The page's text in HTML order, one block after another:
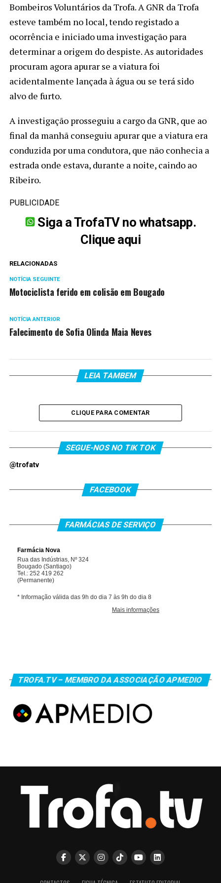
Bombeiros Voluntários da Trofa. A GNR da Trofa
esteve também no local, tendo registado a
ocorrência e iniciado uma investigação para
determinar a origem do despiste. As autoridades
procuram agora apurar se a viatura foi
acidentalmente lançada à água ou se terá sido
alvo de furto.
A investigação prosseguiu a cargo da GNR, que ao
final da manhã conseguiu apurar que a viatura era
conduzida por uma condutora, que não conhecia a
estrada onde estava, durante a noite, caindo ao
Ribeiro.
PUBLICIDADE
Siga a TrofaTV no whatsapp.
Clique aqui
RELACIONADAS
NOTÍCIA SEGUINTE
Motociclista ferido em colisão em Bougado
NOTÍCIA ANTERIOR
Falecimento de Sofia Olinda Maia Neves
LEIA TAMBEM
CLIQUE PARA COMENTAR
SEGUE-NOS NO TIK TOK
@trofatv
FACEBOOK
FARMÁCIAS DE SERVIÇO
TROFA.TV – MEMBRO DA ASSOCIAÇÃO APMEDIO